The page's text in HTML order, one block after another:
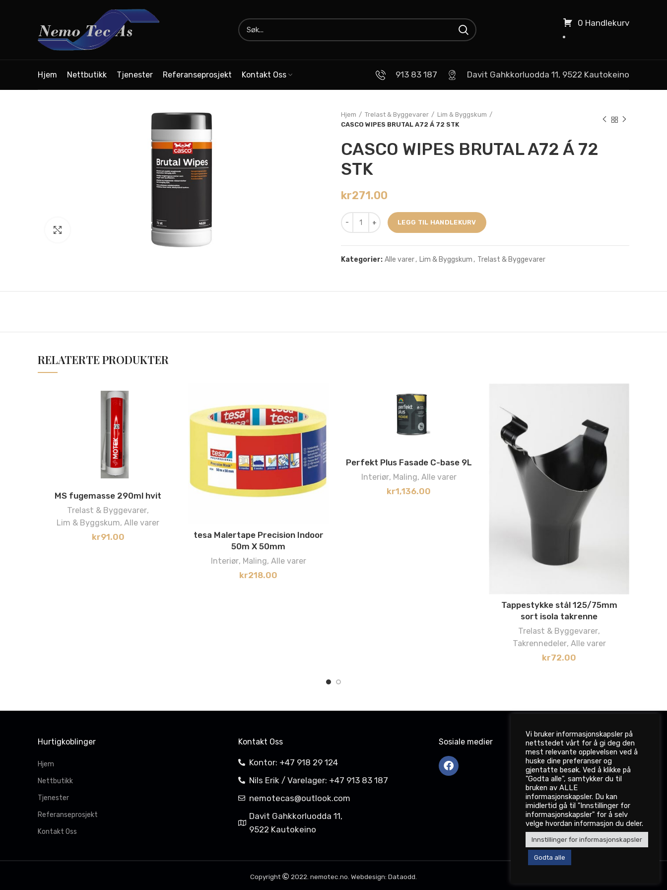
0 Handlekurv
Hjem Nettbutikk Tjenester Referanseprosjekt Kontakt Oss 913 83 187 Davit Gahkkorluodda 11, 9522 Kautokeino
Hjem Trelast & Byggevarer
Lim & Byggskum
CASCO WIPES BRUTAL A72 Á 72 STK
CASCO WIPES BRUTAL A72 Á 72
STK
kr271.00
LEGG TIL HANDLEKURV
Kategorier: Alle varer, Lim & Byggskum , Trelast & Byggevarer
RELATERTE PRODUKTER
MS fugemasse 290ml hvit
Trelast & Byggevarer,
Lim & Byggskum, Alle varer
kr91.00
tesa Malertape Precision Indoor
50m X 50mm
Interiør, Maling, Alle varer
kr218.00
Perfekt Plus Fasade C-base 9L
Interiør, Maling, Alle varer
kr1,136.00
Tappestykke stål 125/75mm
sort isola takrenne
Trelast & Byggevarer,
Takrennedeler, Alle varer
kr72.00
Hurtigkoblinger
Hjem
Nettbutikk
Tjenester
Referanseprosjekt
Kontakt Oss
Kontakt Oss
Kontor: +47 918 29 124
Nils Erik / Varelager: +47 913 83 187
nemotecas@outlook.com
Davit Gahkkorluodda 11,
9522 Kautokeino
Sosiale medier
Copyright 2022. nemotec.no. Webdesign: Dataodd.
Vi bruker informasjonskapsler på
nettstedet vårt for å gi deg den
mest relevante opplevelsen ved å
huske dine preferanser og
gjentatte besøk. Ved å klikke på
"Godta alle", samtykker du til
bruken av ALLE
informasjonskapsler. Du kan
imidlertid gå til "Innstillinger for
informasjonskapsler" for å selv
velge hvordan informasjon du deler.
Innstillinger for informasjonskapsler
Godta alle